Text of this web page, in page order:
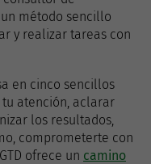
método sencillo
y realizar tareas con
en cinco sencillos
atención, aclarar
los resultados,
comprometerte con
ofrece un camino